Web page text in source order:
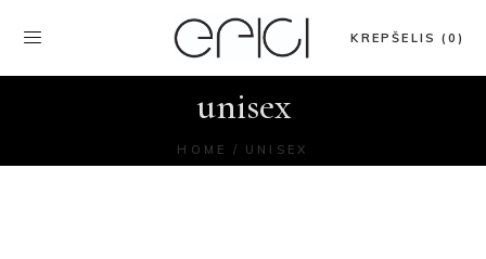
KREPŠELIS (0)
unisex
HOME UNISEX